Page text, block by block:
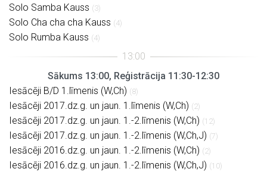
Solo Samba Kauss (3)
Solo Cha cha cha Kauss (4)
Solo Rumba Kauss (4)
Sākums 13:00, Reģistrācija 11:30-12:30
Iesācēji B/D 1.līmenis (W,Ch) (8)
Iesācēji 2017.dz.g. un jaun. 1.līmenis (W,Ch) (2)
Iesācēji 2017.dz.g. un jaun. 1.-2.līmenis (W,Ch) (12)
Iesācēji 2017.dz.g. un jaun. 1.-2.līmenis (W,Ch,J) (7)
Iesācēji 2016.dz.g. un jaun. 1.-2.līmenis (W,Ch) (2)
Iesācēji 2016.dz.g. un jaun. 1.-2.līmenis (W,Ch,J) (10)